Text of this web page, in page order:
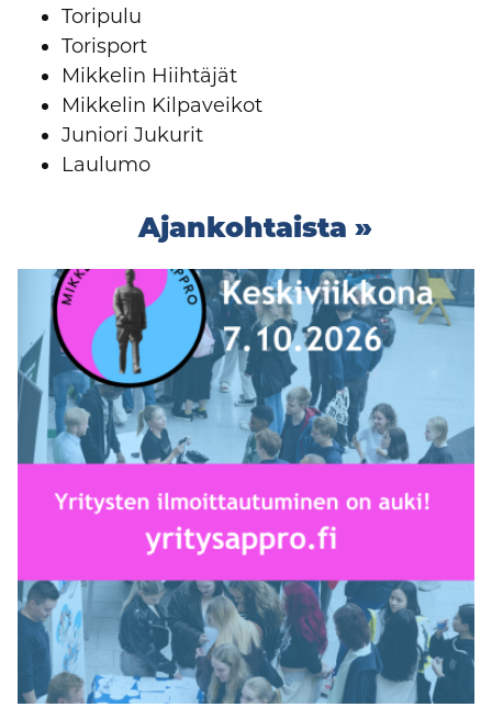
Toripulu
Torisport
Mikkelin Hiihtäjät
Mikkelin Kilpaveikot
Juniori Jukurit
Laulumo
Ajankohtaista »